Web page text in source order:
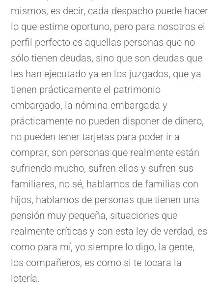
mismos, es decir, cada despacho puede hacer
lo que estime oportuno, pero para nosotros el
perfil perfecto es aquellas personas que no
sólo tienen deudas, sino que son deudas que
les han ejecutado ya en los juzgados, que ya
tienen prácticamente el patrimonio
embargado, la nómina embargada y
prácticamente no pueden disponer de dinero,
no pueden tener tarjetas para poder ir a
comprar, son personas que realmente están
sufriendo mucho, sufren ellos y sufren sus
familiares, no sé, hablamos de familias con
hijos, hablamos de personas que tienen una
pensión muy pequeña, situaciones que
realmente críticas y con esta ley de verdad, es
como para mí, yo siempre lo digo, la gente,
los compañeros, es como si te tocara la
lotería.